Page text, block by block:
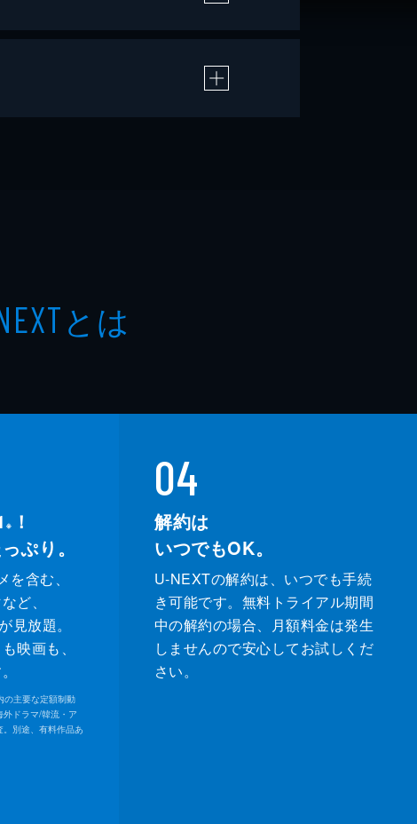
とは
※
！
ぷり。
含む、
ど、
見放題。
映画も、
主要な定額制動
ドラマ/韓流・ア
別途、有料作品あ
04
解約は
いつでもOK。
U-NEXTの解約は、いつでも手続
き可能です。無料トライアル期間
中の解約の場合、月額料金は発生
しませんので安心してお試しくだ
さい。